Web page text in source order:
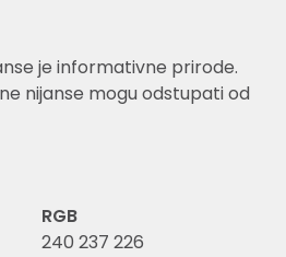
je informativne prirode.
nijanse mogu odstupati od
RGB
240 237 226